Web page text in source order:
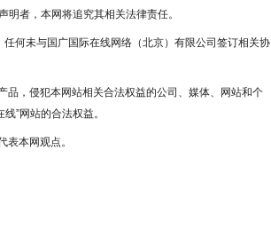
者，本网将追究其相关法律责任。
何未与国广国际在线网络（北京）有限公司签订相关协
品，侵犯本网站相关合法权益的公司、媒体、网站和个
”网站的合法权益。
本网观点。